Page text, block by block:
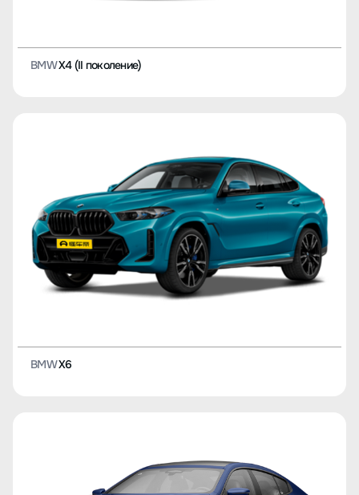
BMWX4 (II поколение)
BMWX6